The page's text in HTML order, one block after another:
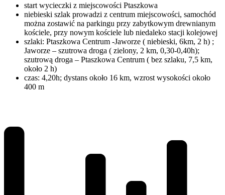
start wycieczki z miejscowości Ptaszkowa
niebieski szlak prowadzi z centrum miejscowości, samochód
można zostawić na parkingu przy zabytkowym drewnianym
kościele, przy nowym kościele lub niedaleko stacji kolejowej
szlaki: Ptaszkowa Centrum -Jaworze ( niebieski, 6km, 2 h) ;
Jaworze – szutrowa droga ( zielony, 2 km, 0,30-0,40h);
szutrową droga – Ptaszkowa Centrum ( bez szlaku, 7,5 km,
około 2 h)
czas: 4,20h; dystans około 16 km, wzrost wysokości około
400 m